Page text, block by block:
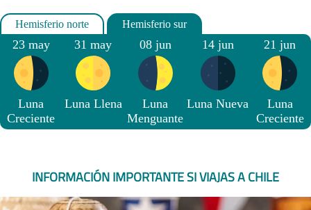
23 may
Luna
Creciente
31 may
Luna Llena
08 jun
Luna
Menguante
14 jun
Luna Nueva
21 jun
Luna
Creciente
INFORMACIÓN IMPORTANTE SI VIAJAS A CHILE